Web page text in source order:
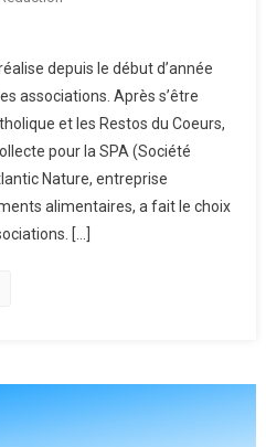
depuis le début d’année
associations. Après s’être
et les Restos du Coeurs,
pour la SPA (Société
Nature, entreprise
alimentaires, a fait le choix
[…]